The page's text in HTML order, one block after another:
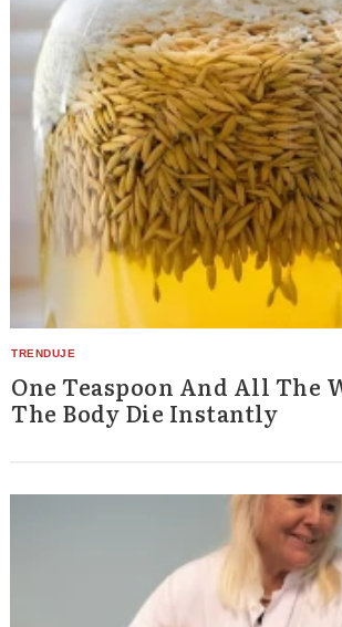
One Teaspoon And All The
The Body Die Instantly